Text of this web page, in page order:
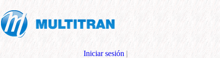
Iniciar sesión |